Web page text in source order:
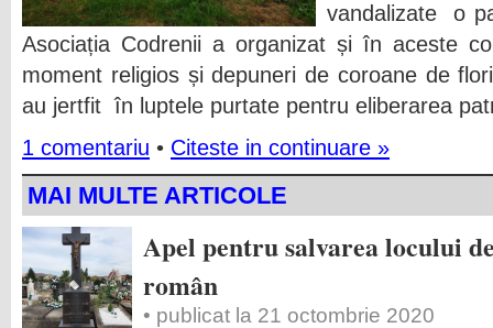
vandalizate o
Asociația Codrenii a organizat și în aceste
moment religios și depuneri de coroane de
au jertfit în luptele purtate pentru eliberarea
1 comentariu • Citeste in continuare »
MAI MULTE ARTICOLE
Apel pentru salvarea locului
român
• publicat la 21 octombrie 2020